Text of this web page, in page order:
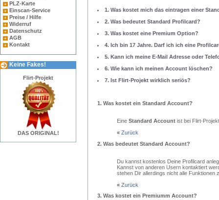
PLZ-Karte
Einscan-Service
Preise / Hilfe
Widerruf
Datenschutz
AGB
Kontakt
Keine Fakes!
Flirt-Projekt
DAS ORIGINAL!
1. Was kostet mich das eintragen einer
2. Was bedeutet Standard Profilcard?
3. Was kostet eine Premium Option?
4. Ich bin 17 Jahre. Darf ich ich eine
5. Kann ich meine E-Mail Adresse oder
6. Wie kann ich meinen Account löschen?
7. Ist Flirt-Projekt wirklich seriös?
1. Was kostet ein Standard Account?
Eine Standard Account ist bei Flirt-
« Zurück
2. Was bedeutet Standard Account?
Du kannst kostenlos Deine Profilcard
Kannst von anderen Usern kontaktiert
stehen Dir allerdings nicht alle Funktionen
« Zurück
3. Was kostet ein Premiumm Account?